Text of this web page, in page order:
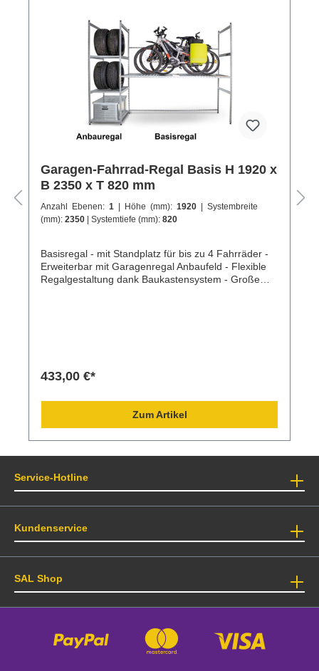
Garagen-Fahrrad-Regal Basis H 1920 x
B 2350 x T 820 mm
Anzahl Ebenen: 1 | Höhe (mm): 1920
(mm): 2350 | Systemtiefe (mm): 820
Basisregal - mit Standplatz für bis zu 4 Fahrräder -
Erweiterbar mit Garagenregal Anbaufeld - Flexible
Regalgestaltung dank Baukastensystem - Große
433,00 €*
Zum Artikel
Service-Hotline
Kundenservice
SAL Shop